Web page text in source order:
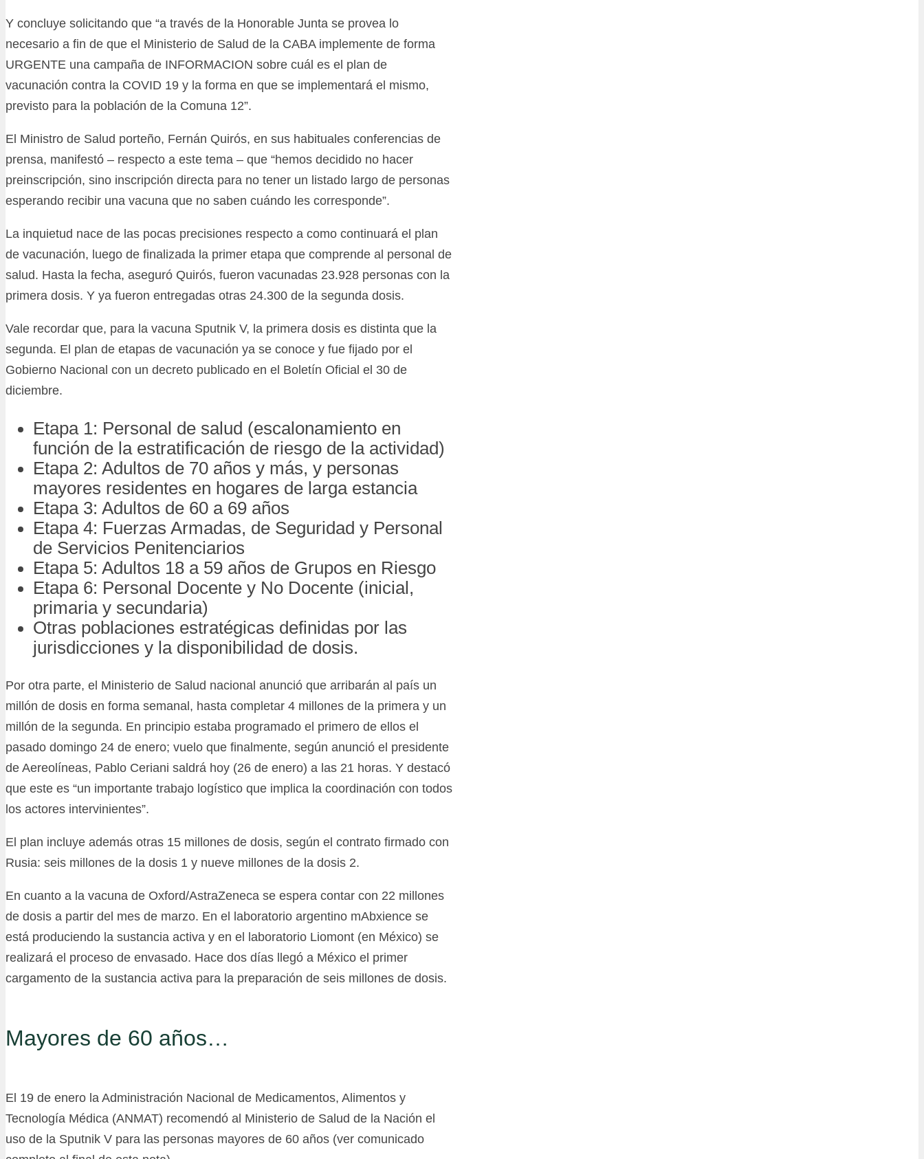
Y concluye solicitando que “a través de la Honorable Junta se provea lo
necesario a fin de que el Ministerio de Salud de la CABA implemente de forma
URGENTE una campaña de INFORMACION sobre cuál es el plan de
vacunación contra la COVID 19 y la forma en que se implementará el mismo,
previsto para la población de la Comuna 12”.
El Ministro de Salud porteño, Fernán Quirós, en sus habituales conferencias de
prensa, manifestó – respecto a este tema – que “hemos decidido no hacer
preinscripción, sino inscripción directa para no tener un listado largo de personas
esperando recibir una vacuna que no saben cuándo les corresponde”.
La inquietud nace de las pocas precisiones respecto a como continuará el plan
de vacunación, luego de finalizada la primer etapa que comprende al personal de
salud. Hasta la fecha, aseguró Quirós, fueron vacunadas 23.928 personas con la
primera dosis. Y ya fueron entregadas otras 24.300 de la segunda dosis.
Vale recordar que, para la vacuna Sputnik V, la primera dosis es distinta que la
segunda. El plan de etapas de vacunación ya se conoce y fue fijado por el
Gobierno Nacional con un decreto publicado en el Boletín Oficial el 30 de
diciembre.
Etapa 1: Personal de salud (escalonamiento en
función de la estratificación de riesgo de la actividad)
Etapa 2: Adultos de 70 años y más, y personas
mayores residentes en hogares de larga estancia
Etapa 3: Adultos de 60 a 69 años
Etapa 4: Fuerzas Armadas, de Seguridad y Personal
de Servicios Penitenciarios
Etapa 5: Adultos 18 a 59 años de Grupos en Riesgo
Etapa 6: Personal Docente y No Docente (inicial,
primaria y secundaria)
Otras poblaciones estratégicas definidas por las
jurisdicciones y la disponibilidad de dosis.
Por otra parte, el Ministerio de Salud nacional anunció que arribarán al país un
millón de dosis en forma semanal, hasta completar 4 millones de la primera y un
millón de la segunda. En principio estaba programado el primero de ellos el
pasado domingo 24 de enero; vuelo que finalmente, según anunció el presidente
de Aereolíneas, Pablo Ceriani saldrá hoy (26 de enero) a las 21 horas. Y destacó
que este es “un importante trabajo logístico que implica la coordinación con todos
los actores intervinientes”.
El plan incluye además otras 15 millones de dosis, según el contrato firmado con
Rusia: seis millones de la dosis 1 y nueve millones de la dosis 2.
En cuanto a la vacuna de Oxford/AstraZeneca se espera contar con 22 millones
de dosis a partir del mes de marzo. En el laboratorio argentino mAbxience se
está produciendo la sustancia activa y en el laboratorio Liomont (en México) se
realizará el proceso de envasado. Hace dos días llegó a México el primer
cargamento de la sustancia activa para la preparación de seis millones de dosis.
Mayores de 60 años…
El 19 de enero la Administración Nacional de Medicamentos, Alimentos y
Tecnología Médica (ANMAT) recomendó al Ministerio de Salud de la Nación el
uso de la Sputnik V para las personas mayores de 60 años (ver comunicado